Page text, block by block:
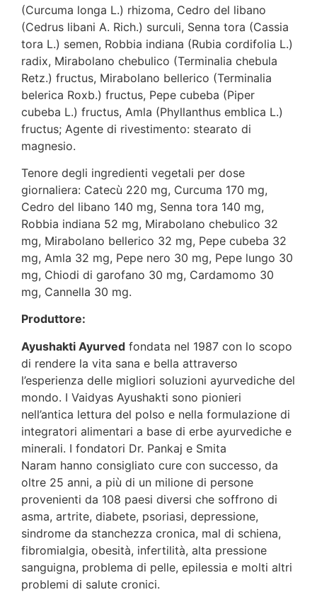
(Curcuma longa L.) rhizoma, Cedro del libano
(Cedrus libani A. Rich.) surculi, Senna tora (Cassia
tora L.) semen, Robbia indiana (Rubia cordifolia L.)
radix, Mirabolano chebulico (Terminalia chebula
Retz.) fructus, Mirabolano bellerico (Terminalia
belerica Roxb.) fructus, Pepe cubeba (Piper
cubeba L.) fructus, Amla (Phyllanthus emblica L.)
fructus; Agente di rivestimento: stearato di
magnesio.
Tenore degli ingredienti vegetali per dose
giornaliera: Catecù 220 mg, Curcuma 170 mg,
Cedro del libano 140 mg, Senna tora 140 mg,
Robbia indiana 52 mg, Mirabolano chebulico 32
mg, Mirabolano bellerico 32 mg, Pepe cubeba 32
mg, Amla 32 mg, Pepe nero 30 mg, Pepe lungo 30
mg, Chiodi di garofano 30 mg, Cardamomo 30
mg, Cannella 30 mg.
Produttore:
Ayushakti Ayurved fondata nel 1987 con lo scopo
di rendere la vita sana e bella attraverso
l’esperienza delle migliori soluzioni ayurvediche del
mondo. I Vaidyas Ayushakti sono pionieri
nell’antica lettura del polso e nella formulazione di
integratori alimentari a base di erbe ayurvediche e
minerali. I fondatori Dr. Pankaj e Smita
Naram hanno consigliato cure con successo, da
oltre 25 anni, a più di un milione di persone
provenienti da 108 paesi diversi che soffrono di
asma, artrite, diabete, psoriasi, depressione,
sindrome da stanchezza cronica, mal di schiena,
fibromialgia, obesità, infertilità, alta pressione
sanguigna, problema di pelle, epilessia e molti altri
problemi di salute cronici.